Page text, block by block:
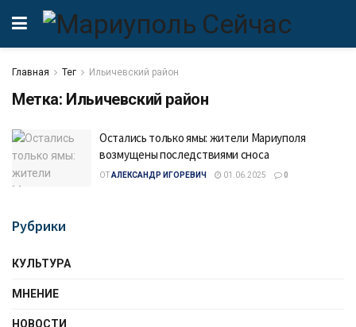
Главная Тег Ильичевский район
Метка: Ильичевский район
Остались только ямы: жители Мариуполя
возмущены последствиями сноса
ОТАЛЕКСАНДР ИГОРЕВИЧ 01.06.2025 0
Рубрики
КУЛЬТУРА
МНЕНИЕ
НОВОСТИ